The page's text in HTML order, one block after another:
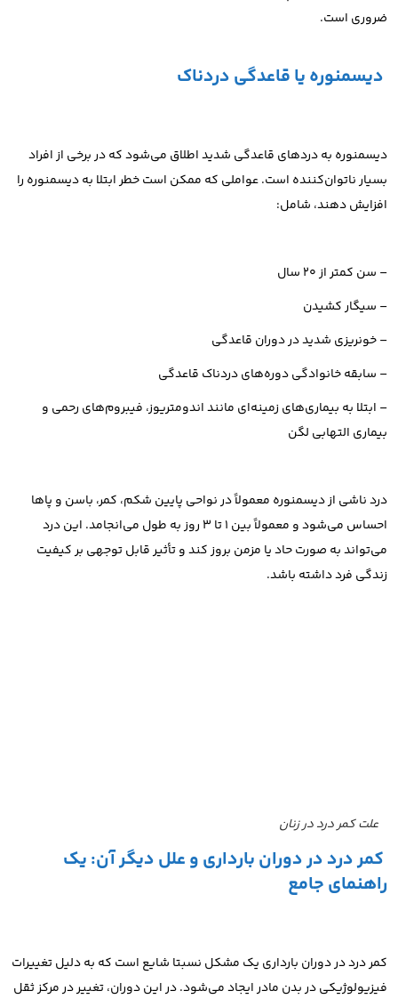
ضروری است.
دیسمنوره یا قاعدگی دردناک
دیسمنوره به دردهای قاعدگی شدید اطلاق می‌شود که در برخی از افراد
بسیار ناتوان‌کننده است. عواملی که ممکن است خطر ابتلا به دیسمنوره را
افزایش دهند، شامل:
– سن کمتر از ۲۰ سال
– سیگار کشیدن
– خونریزی شدید در دوران قاعدگی
– سابقه خانوادگی دوره‌های دردناک قاعدگی
– ابتلا به بیماری‌های زمینه‌ای مانند اندومتریوز، فیبروم‌های رحمی و
بیماری التهابی لگن
درد ناشی از دیسمنوره معمولاً در نواحی پایین شکم، کمر، باسن و پاها
احساس می‌شود و معمولاً بین ۱ تا ۳ روز به طول می‌انجامد. این درد
می‌تواند به صورت حاد یا مزمن بروز کند و تأثیر قابل توجهی بر کیفیت
زندگی فرد داشته باشد.
علت کمر درد در زنان
کمر درد در دوران بارداری و علل دیگر آن: یک
راهنمای جامع
کمر درد در دوران بارداری یک مشکل نسبتا شایع است که به دلیل تغییرات
فیزیولوژیکی در بدن مادر ایجاد می‌شود. در این دوران، تغییر در مرکز ثقل